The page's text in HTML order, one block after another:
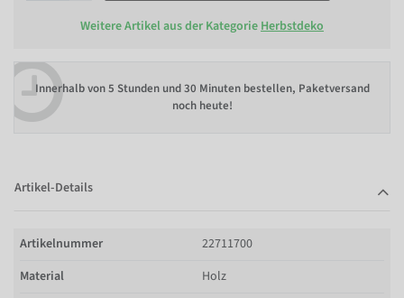
Weitere Artikel aus der Kategorie Herbstdeko
Innerhalb von5 Stunden und 30 Minuten bestellen, Paketversand
noch heute!
Artikel-Details
Artikelnummer
22711700
Material
Holz